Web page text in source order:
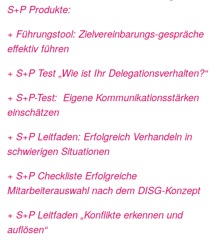
S+P Produkte:
+ Führungstool: Zielvereinbarungs-gespräche
effektiv führen
+ S+P Test „Wie ist Ihr Delegationsverhalten?“
+ S+P-Test: Eigene Kommunikationsstärken
einschätzen
+ S+P Leitfaden: Erfolgreich Verhandeln in
schwierigen Situationen
+ S+P Checkliste Erfolgreiche
Mitarbeiterauswahl nach dem DISG-Konzept
+ S+P Leitfaden „Konflikte erkennen und
auflösen“